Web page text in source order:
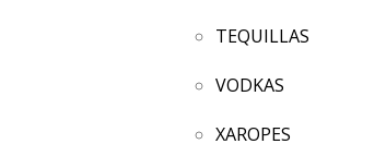
TEQUILLAS
VODKAS
XAROPES